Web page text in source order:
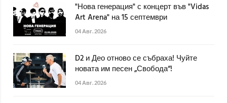
"Нова генерация" с концерт във "Vidas
Art Arena" на 15 септември
04 Авг. 2026
D2 и Део отново се събраха! Чуйте
новата им песен „Свобода“!
04 Авг. 2026